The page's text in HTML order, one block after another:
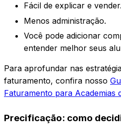
Fácil de explicar e vender.
Menos administração.
Você pode adicionar
entender melhor seus
Para aprofundar nas
faturamento, confira nosso
Faturamento para Academias
Precificação: como